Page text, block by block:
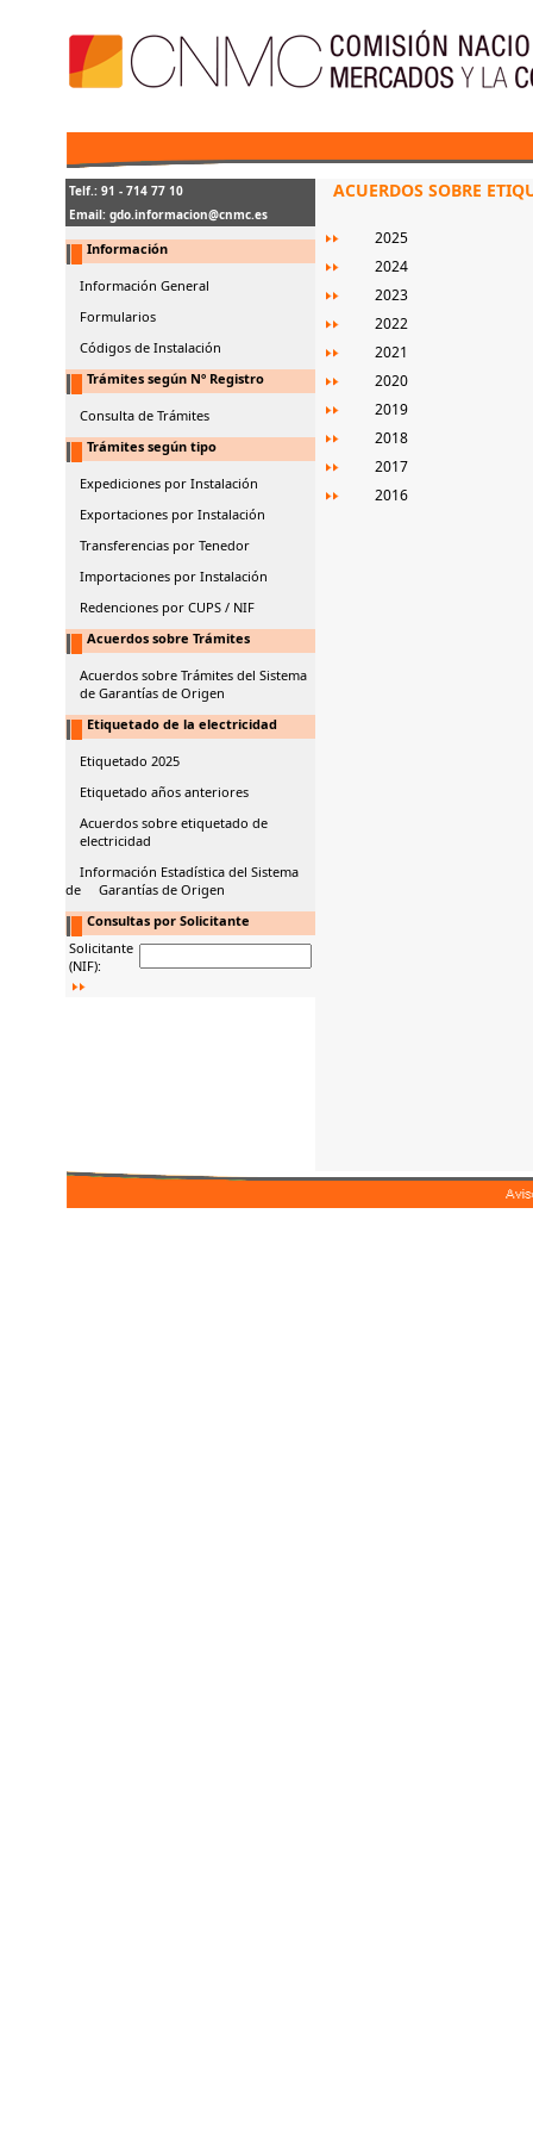
Telf.: 91 - 714 77 10
Email: gdo.informacion@cnmc.es
Información
Información General
Formularios
Códigos de Instalación
Trámites según Nº Registro
Consulta de Trámites
Trámites según tipo
Expediciones por Instalación
Exportaciones por Instalación
Transferencias por Tenedor
Importaciones por Instalación
Redenciones por CUPS / NIF
Acuerdos sobre Trámites
Acuerdos sobre Trámites del Sistema
de Garantías de Origen
Etiquetado de la electricidad
Etiquetado 2025
Etiquetado años anteriores
Acuerdos sobre etiquetado de
electricidad
Información Estadística del Sistema
de Garantías de Origen
Consultas por Solicitante
Solicitante
(NIF):
ACUERDOS SOBRE
2025
2024
2023
2022
2021
2020
2019
2018
2017
2016